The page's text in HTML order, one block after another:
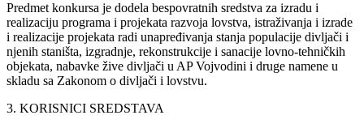
Predmet konkursa je dodela bespovratnih sredstva za izradu i
realizaciju programa i projekata razvoja lovstva, istraživanja i izrade
i realizacije projekata radi unapređivanja stanja populacije divljači i
njenih staništa, izgradnje, rekonstrukcije i sanacije lovno-tehničkih
objekata, nabavke žive divljači u AP Vojvodini i druge namene u
skladu sa Zakonom o divljači i lovstvu.
3. KORISNICI SREDSTAVA